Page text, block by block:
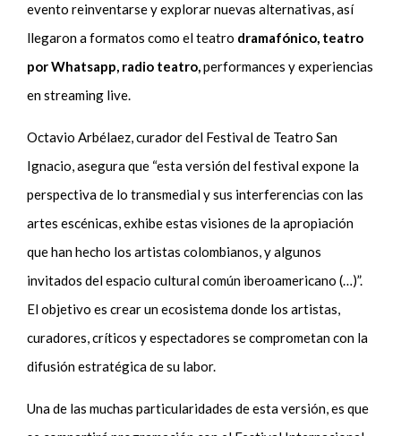
evento reinventarse y explorar nuevas alternativas, así
llegaron a formatos como el teatro dramafónico, teatro
por Whatsapp, radio teatro,performances y experiencias
en streaming live.
Octavio Arbélaez, curador del Festival de Teatro San
Ignacio, asegura que “esta versión del festival expone la
perspectiva de lo transmedial y sus interferencias con las
artes escénicas, exhibe estas visiones de la apropiación
que han hecho los artistas colombianos, y algunos
invitados del espacio cultural común iberoamericano (…)”.
El objetivo es crear un ecosistema donde los artistas,
curadores, críticos y espectadores se comprometan con la
difusión estratégica de su labor.
Una de las muchas particularidades de esta versión, es que